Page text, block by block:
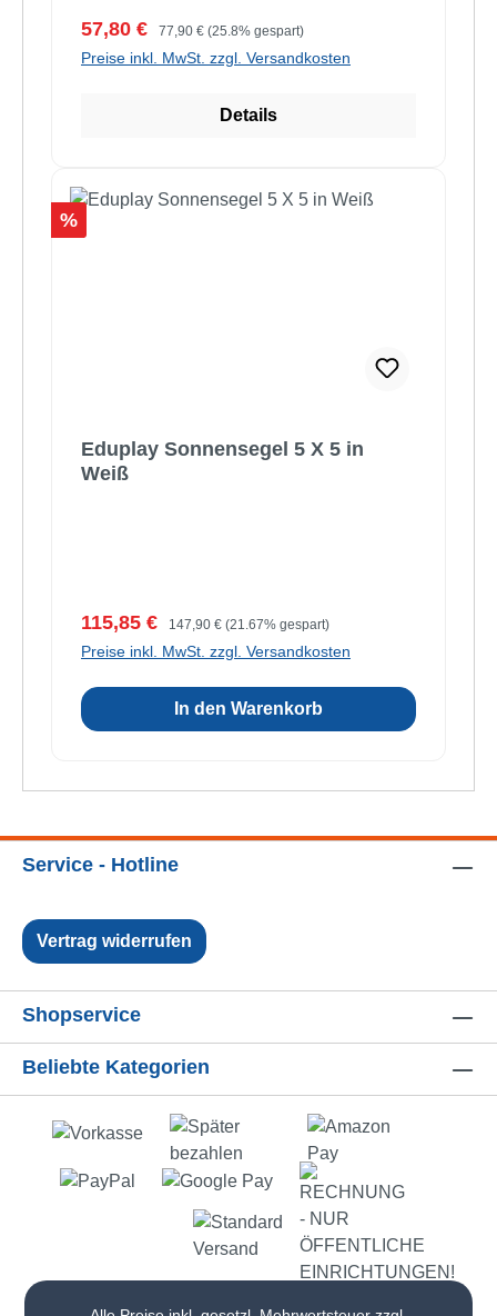
Verkaufspreis:
57,80 € Regulärer Preis:
77,90 € (25.8% gespart)
Preise inkl. MwSt. zzgl. Versandkosten
Details
Rabatt
%
Eduplay Sonnensegel 5 X 5 in
Weiß
Verkaufspreis:
115,85 € Regulärer Preis:
147,90 € (21.67% gespart)
Preise inkl. MwSt. zzgl. Versandkosten
In den Warenkorb
Service - Hotline
Vertrag widerrufen
Shopservice
Beliebte Kategorien